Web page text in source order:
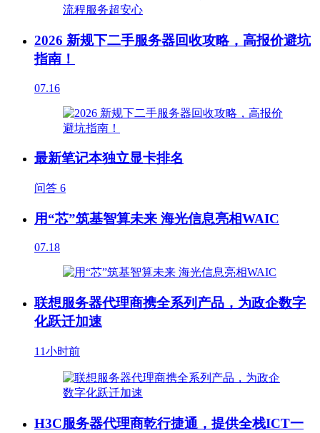
2026 新规下二手服务器回收攻略，高报价避坑
指南！
07.16
最新笔记本独立显卡排名
问答 6
用“芯”筑基智算未来 海光信息亮相WAIC
07.18
联想服务器代理商携全系列产品，为政企数字
化跃迁加速
11小时前
H3C服务器代理商乾行捷通，提供全栈ICT一